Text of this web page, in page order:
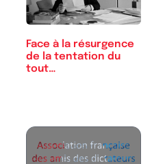
Face à la résurgence
de la tentation du
tout…